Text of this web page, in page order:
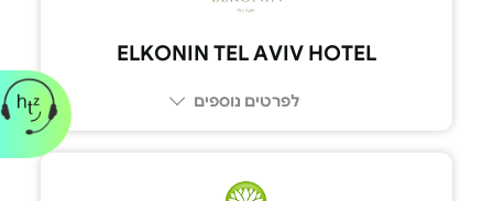
ELKONIN TEL AVIV HOTEL
לפרטים נוספים